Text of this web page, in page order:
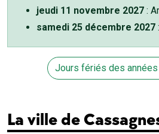
jeudi 11 novembre 2027 :
samedi 25 décembre 2027
Jours fériés des
La ville de